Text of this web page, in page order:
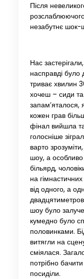
Після
незабутнє шок-
Нас
насправді
триває хвилин
хочеш – сиди
запам’яталося,
кожен грав
фінал вийшла
голосніше
варто
шоу, а особливо
більярд,
на
від одного, а
шоу було
кумедно було
половинками.
витягли на
сміялася.
потрібно
посиділи.